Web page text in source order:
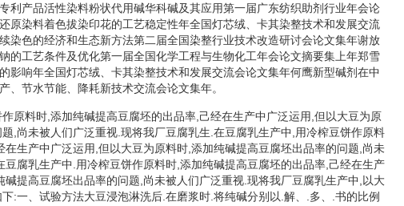
利产品活性染料粉状代用碱华科碱及其应用第一届广东纺织助剂行业年会论
原染料着色拔染印花的工艺稳定性年全国灯芯绒、卡其染整技术和发展交流
染色的经济和生态新方法第二届全国染整行业技术改造研讨会论文集年谢放
的工艺条件及优化第一届全国化学工程与生物化工年会论文摘要集上年郑雪
影响年全国灯芯绒、卡其染整技术和发展交流会论文集年何鹰新型碱剂在中
、节水节能、降耗新技术交流会论文集年。
原料时,添加纯碱提高豆腐坯的出品率,己经在生产中广泛运用,但以大豆为原
,尚未被人们广泛重视.现将我厂豆腐乳生.在豆腐乳生产中,用冷榨豆饼作原料
生产中广泛运用,但以大豆为原料时,添加纯碱提高豆腐坯出品率的问题,尚未
腐乳生产中.用冷榨豆饼作原料时,添加纯碱提高豆腐坯的出品率,己经在生产
提高豆腐坯出品率的问题,尚未被人们广泛重视.现将我厂豆腐乳生产中,以大
:一、试验方法大豆浸泡淋洗后.在磨浆时.将纯碱分别以.解、.多、.书的比例